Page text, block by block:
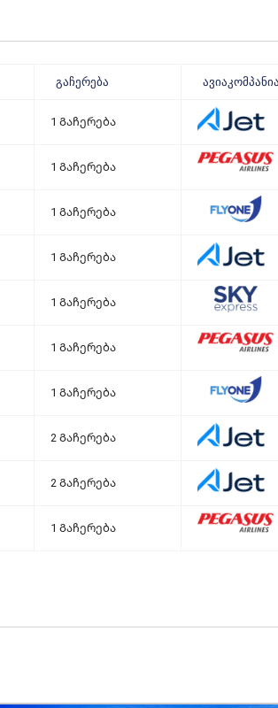
ᲒᲐᲩᲔᲠᲔᲑᲐ ᲐᲕᲘᲐᲙᲝᲛᲞᲐᲜᲘᲐ
1 Გაჩერება
1 Გაჩერება
1 Გაჩერება
1 Გაჩერება
1 Გაჩერება
1 Გაჩერება
1 Გაჩერება
2 Გაჩერება
2 Გაჩერება
1 Გაჩერება